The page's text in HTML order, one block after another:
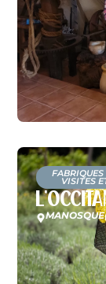
VISITES
MANOSQUE